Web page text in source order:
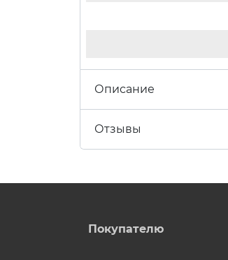
Описание
Отзывы
Покупателю